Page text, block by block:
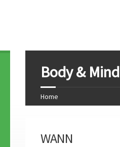
Body & Mind
Home
WANN